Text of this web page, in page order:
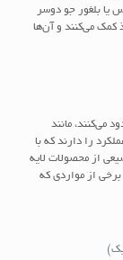
یا بلغور جو دوسر
کمک می‌کنند و آن‌ها
می‌کنند، مانند
را دارند که با
از محصولات لایه
برخی از مواردی که